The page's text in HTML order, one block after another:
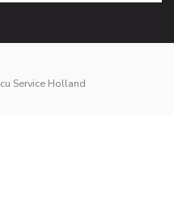
Service Holland